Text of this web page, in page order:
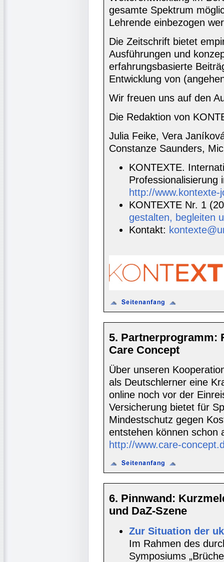
gesamte Spektrum
Lehrende einbezogen
Die Zeitschrift bietet
Ausführungen und
erfahrungsbasierte
Entwicklung von
Wir freuen uns auf den
Die Redaktion von
Julia Feike, Vera
Constanze Saunders,
KONTEXTE.
Professionalisierung
http://www.kontexte-
KONTEXTE Nr. 1
gestalten, begleiten
Kontakt:
5. Partnerprogramm:
Care Concept
Über unseren
als Deutschlerner eine
online noch vor der
Versicherung bietet für
Mindestschutz gegen
entstehen können schon
http://www.care-
6. Pinnwand:
und DaZ-Szene
Zur Situation der
Im Rahmen des
Symposiums